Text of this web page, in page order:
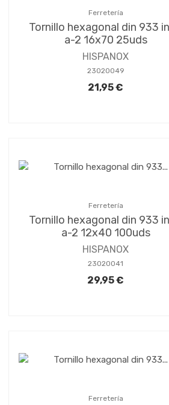
Ferretería
Tornillo hexagonal din 933
a-2 16x70 25uds
HISPANOX
23020049
21,95 €
Ferretería
Tornillo hexagonal din 933
a-2 12x40 100uds
HISPANOX
23020041
29,95 €
Ferretería